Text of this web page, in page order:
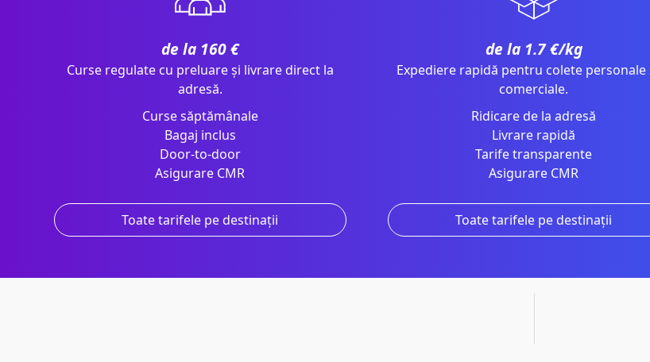
de la 160 €
Curse regulate cu preluare și livrare direct la
adresă.
Curse săptămânale
Bagaj inclus
Door-to-door
Asigurare CMR
Toate tarifele pe destinații
de la 1.7 €/kg
Expediere rapidă pentru colete personale
comerciale.
Ridicare de la adresă
Livrare rapidă
Tarife transparente
Asigurare CMR
Toate tarifele pe destinații